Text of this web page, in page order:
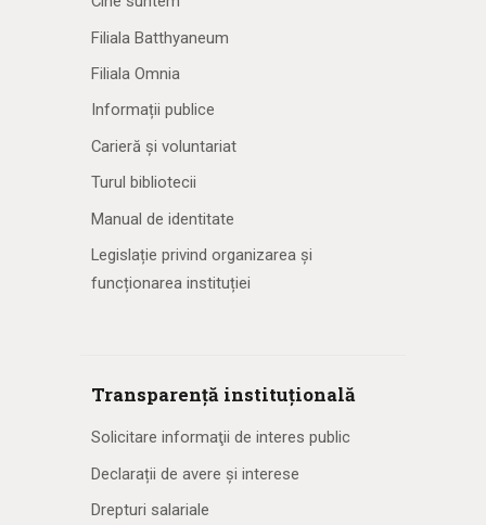
Filiala Batthyaneum
Filiala Omnia
Informații publice
Carieră și voluntariat
Turul bibliotecii
Manual de identitate
Legislație privind organizarea și
funcționarea instituției
Transparență instituțională
Solicitare informaţii de interes public
Declarații de avere și interese
Drepturi salariale